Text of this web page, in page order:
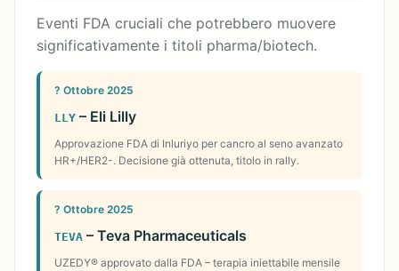
Eventi FDA cruciali che potrebbero muovere
significativamente i titoli pharma/biotech.
? Ottobre 2025
LLY – Eli Lilly
Approvazione FDA di Inluriyo per cancro al seno avanzato
HR+/HER2-. Decisione già ottenuta, titolo in rally.
? Ottobre 2025
TEVA – Teva Pharmaceuticals
UZEDY® approvato dalla FDA – terapia iniettabile mensile